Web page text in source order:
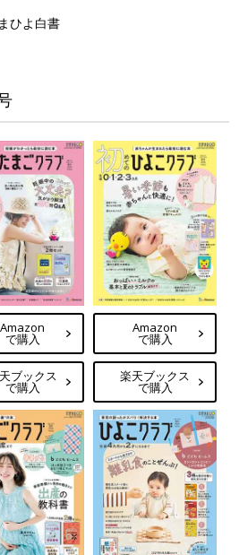
ひよ白書
Amazon
で購入
ブックス
で購入
Amazon
で購入
楽天ブックス
で購入